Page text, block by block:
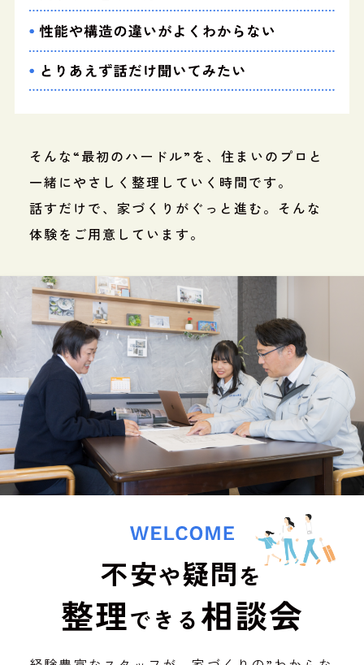
そんな“最初のハードル”を、住まいのプロと
一緒にやさしく整理していく時間です。
話すだけで、家づくりがぐっと進む。そんな
体験をご用意しています。
不安や疑問を
整理できる相談会